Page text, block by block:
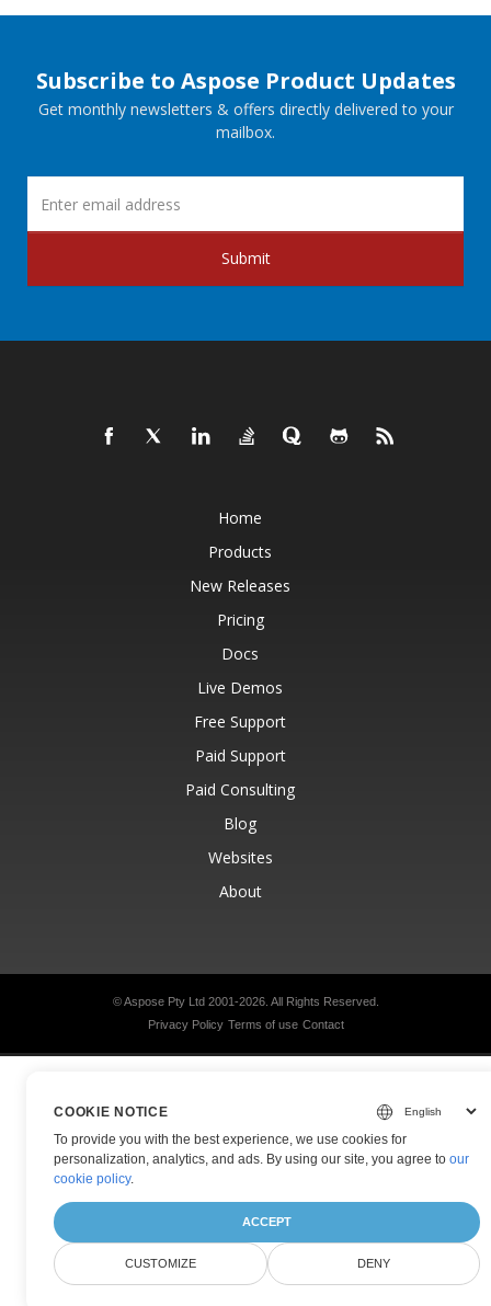
Subscribe to Aspose Product Updates
Get monthly newsletters & offers directly delivered to your
mailbox.
Submit
Home
Products
New Releases
Pricing
Docs
Live Demos
Free Support
Paid Support
Paid Consulting
Blog
Websites
About
© Aspose Pty Ltd 2001-2026. All Rights Reserved.
Privacy Policy Terms of use Contact
COOKIE NOTICE
To provide you with the best experience, we use cookies for
personalization, analytics, and ads. By using our site, you agree toour
cookie policy.
ACCEPT
CUSTOMIZE DENY